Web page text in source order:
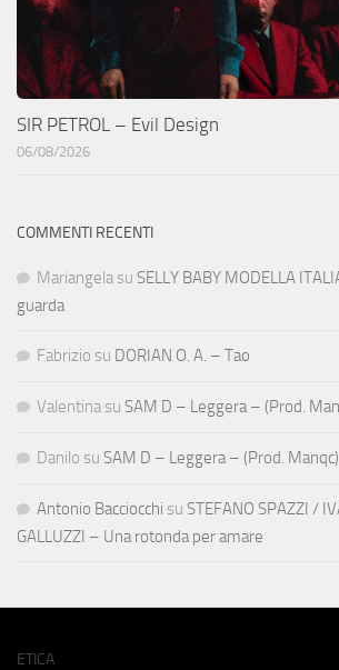
SIR PETROL – Evil Design
06/08/2026
COMMENTI RECENTI
Mariangela su SELLY BABY MODELLA
guarda
Fabrizio su DORIAN O. A. – Tao
Valentina su SAM D – Leggera – (Prod.
Danilo su SAM D – Leggera – (Prod. Manqc)
Antonio Bacciocchi su STEFANO SPAZZI /
GALLUZZI – Una rotonda per amare
ETICA